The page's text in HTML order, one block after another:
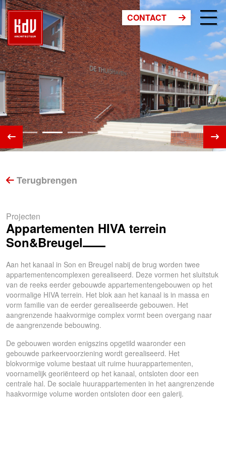
Terugbrengen
Projecten
Appartementen HIVA terrein
Son&Breugel
Aan het kanaal in Son en Breugel nabij de brug worden twee
appartementencomplexen gerealiseerd. Deze vormen het sluitstuk
van de reeks eerder gebouwde appartementengebouwen op het
voormalige HIVA terrein. Het blok aan het kanaal is in massa en
vorm familie van de eerder gerealiseerde gebouwen. Het
aangrenzende haakvormige complex vormt been overgang naar
de aangrenzende bebouwing.
De gebouwen worden enigszins opgetild waaronder een
gebouwde parkeervoorziening wordt gerealiseerd. Het
blokvormige volume bestaat uit ruime huurappartementen,
voornamelijk georiënteerd op het kanaal, ontsloten door een
centrale hal. De sociale huurappartementen in het aangrenzende
haakvormige volume worden ontsloten door een galerij.
CONTACT